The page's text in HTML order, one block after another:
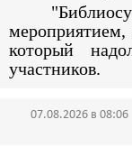
который
участников.
07.08.2026 в 08:06